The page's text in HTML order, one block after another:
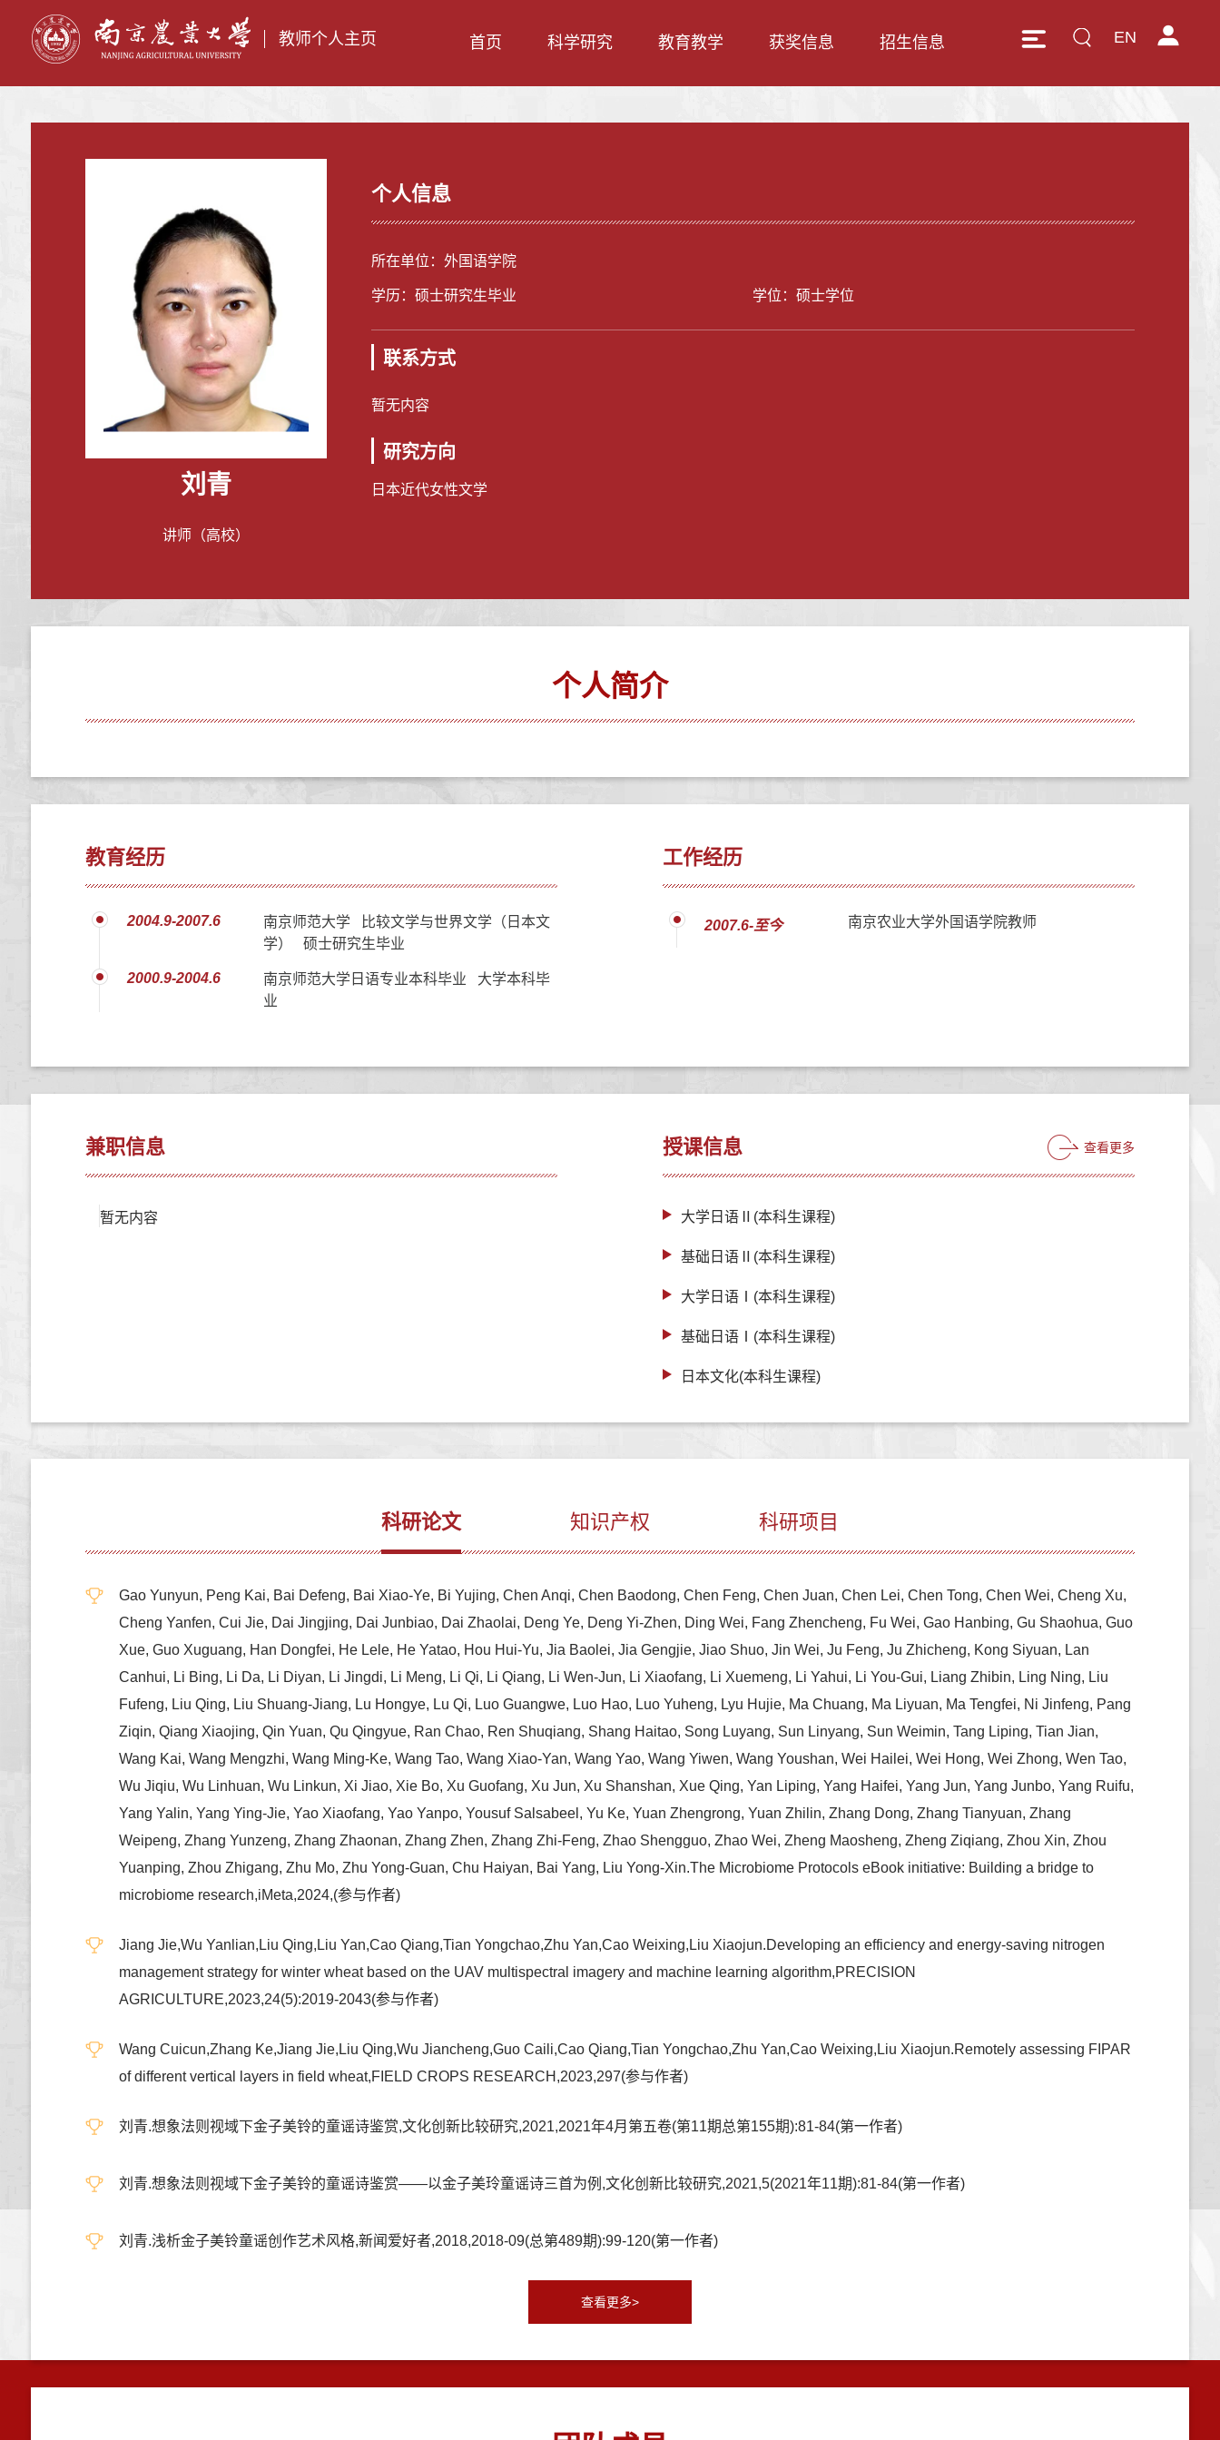
教师个人主页 EN
首页 科学研究 教育教学 获奖信息 招生信息
刘青
讲师（高校）
个人信息
所在单位：外国语学院
学历：硕士研究生毕业 学位：硕士学位
联系方式
暂无内容
研究方向
日本近代女性文学
个人简介
教育经历
2004.9-2007.6
南京师范大学 比较文学与世界文学（日本文
学） 硕士研究生毕业
2000.9-2004.6
南京师范大学日语专业本科毕业 大学本科毕
业
工作经历
2007.6-至今 南京农业大学外国语学院教师
兼职信息
暂无内容
授课信息 查看更多
大学日语Ⅱ(本科生课程)
基础日语Ⅱ(本科生课程)
大学日语Ⅰ(本科生课程)
基础日语Ⅰ(本科生课程)
日本文化(本科生课程)
科研论文 知识产权 科研项目
Gao Yunyun, Peng Kai, Bai Defeng, Bai Xiao-Ye, Bi Yujing, Chen Anqi, Chen Baodong, Chen Feng, Chen Juan, Chen Lei, Chen Tong, Chen Wei, Cheng Xu,
Cheng Yanfen, Cui Jie, Dai Jingjing, Dai Junbiao, Dai Zhaolai, Deng Ye, Deng Yi-Zhen, Ding Wei, Fang Zhencheng, Fu Wei, Gao Hanbing, Gu Shaohua, Guo
Xue, Guo Xuguang, Han Dongfei, He Lele, He Yatao, Hou Hui-Yu, Jia Baolei, Jia Gengjie, Jiao Shuo, Jin Wei, Ju Feng, Ju Zhicheng, Kong Siyuan, Lan
Canhui, Li Bing, Li Da, Li Diyan, Li Jingdi, Li Meng, Li Qi, Li Qiang, Li Wen-Jun, Li Xiaofang, Li Xuemeng, Li Yahui, Li You-Gui, Liang Zhibin, Ling Ning, Liu
Fufeng, Liu Qing, Liu Shuang-Jiang, Lu Hongye, Lu Qi, Luo Guangwe, Luo Hao, Luo Yuheng, Lyu Hujie, Ma Chuang, Ma Liyuan, Ma Tengfei, Ni Jinfeng, Pang
Ziqin, Qiang Xiaojing, Qin Yuan, Qu Qingyue, Ran Chao, Ren Shuqiang, Shang Haitao, Song Luyang, Sun Linyang, Sun Weimin, Tang Liping, Tian Jian,
Wang Kai, Wang Mengzhi, Wang Ming-Ke, Wang Tao, Wang Xiao-Yan, Wang Yao, Wang Yiwen, Wang Youshan, Wei Hailei, Wei Hong, Wei Zhong, Wen Tao,
Wu Jiqiu, Wu Linhuan, Wu Linkun, Xi Jiao, Xie Bo, Xu Guofang, Xu Jun, Xu Shanshan, Xue Qing, Yan Liping, Yang Haifei, Yang Jun, Yang Junbo, Yang Ruifu,
Yang Yalin, Yang Ying-Jie, Yao Xiaofang, Yao Yanpo, Yousuf Salsabeel, Yu Ke, Yuan Zhengrong, Yuan Zhilin, Zhang Dong, Zhang Tianyuan, Zhang
Weipeng, Zhang Yunzeng, Zhang Zhaonan, Zhang Zhen, Zhang Zhi-Feng, Zhao Shengguo, Zhao Wei, Zheng Maosheng, Zheng Ziqiang, Zhou Xin, Zhou
Yuanping, Zhou Zhigang, Zhu Mo, Zhu Yong-Guan, Chu Haiyan, Bai Yang, Liu Yong-Xin.The Microbiome Protocols eBook initiative: Building a bridge to
microbiome research,iMeta,2024,(参与作者)
Jiang Jie,Wu Yanlian,Liu Qing,Liu Yan,Cao Qiang,Tian Yongchao,Zhu Yan,Cao Weixing,Liu Xiaojun.Developing an efficiency and energy-saving nitrogen
management strategy for winter wheat based on the UAV multispectral imagery and machine learning algorithm,PRECISION
AGRICULTURE,2023,24(5):2019-2043(参与作者)
Wang Cuicun,Zhang Ke,Jiang Jie,Liu Qing,Wu Jiancheng,Guo Caili,Cao Qiang,Tian Yongchao,Zhu Yan,Cao Weixing,Liu Xiaojun.Remotely assessing FIPAR
of different vertical layers in field wheat,FIELD CROPS RESEARCH,2023,297(参与作者)
刘青.想象法则视域下金子美铃的童谣诗鉴赏,文化创新比较研究,2021,2021年4月第五卷(第11期总第155期):81-84(第一作者)
刘青.想象法则视域下金子美铃的童谣诗鉴赏——以金子美玲童谣诗三首为例,文化创新比较研究,2021,5(2021年11期):81-84(第一作者)
刘青.浅析金子美铃童谣创作艺术风格,新闻爱好者,2018,2018-09(总第489期):99-120(第一作者)
查看更多>